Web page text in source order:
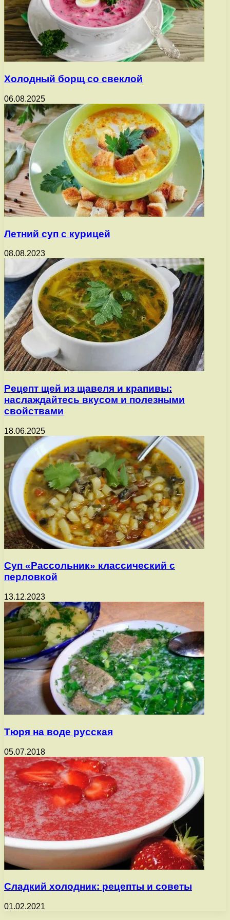
Холодный борщ со свеклой
06.08.2025
Летний суп с курицей
08.08.2023
Рецепт щей из щавеля и крапивы:
наслаждайтесь вкусом и полезными
свойствами
18.06.2025
Суп «Рассольник» классический с
перловкой
13.12.2023
Тюря на воде русская
05.07.2018
Сладкий холодник: рецепты и советы
01.02.2021